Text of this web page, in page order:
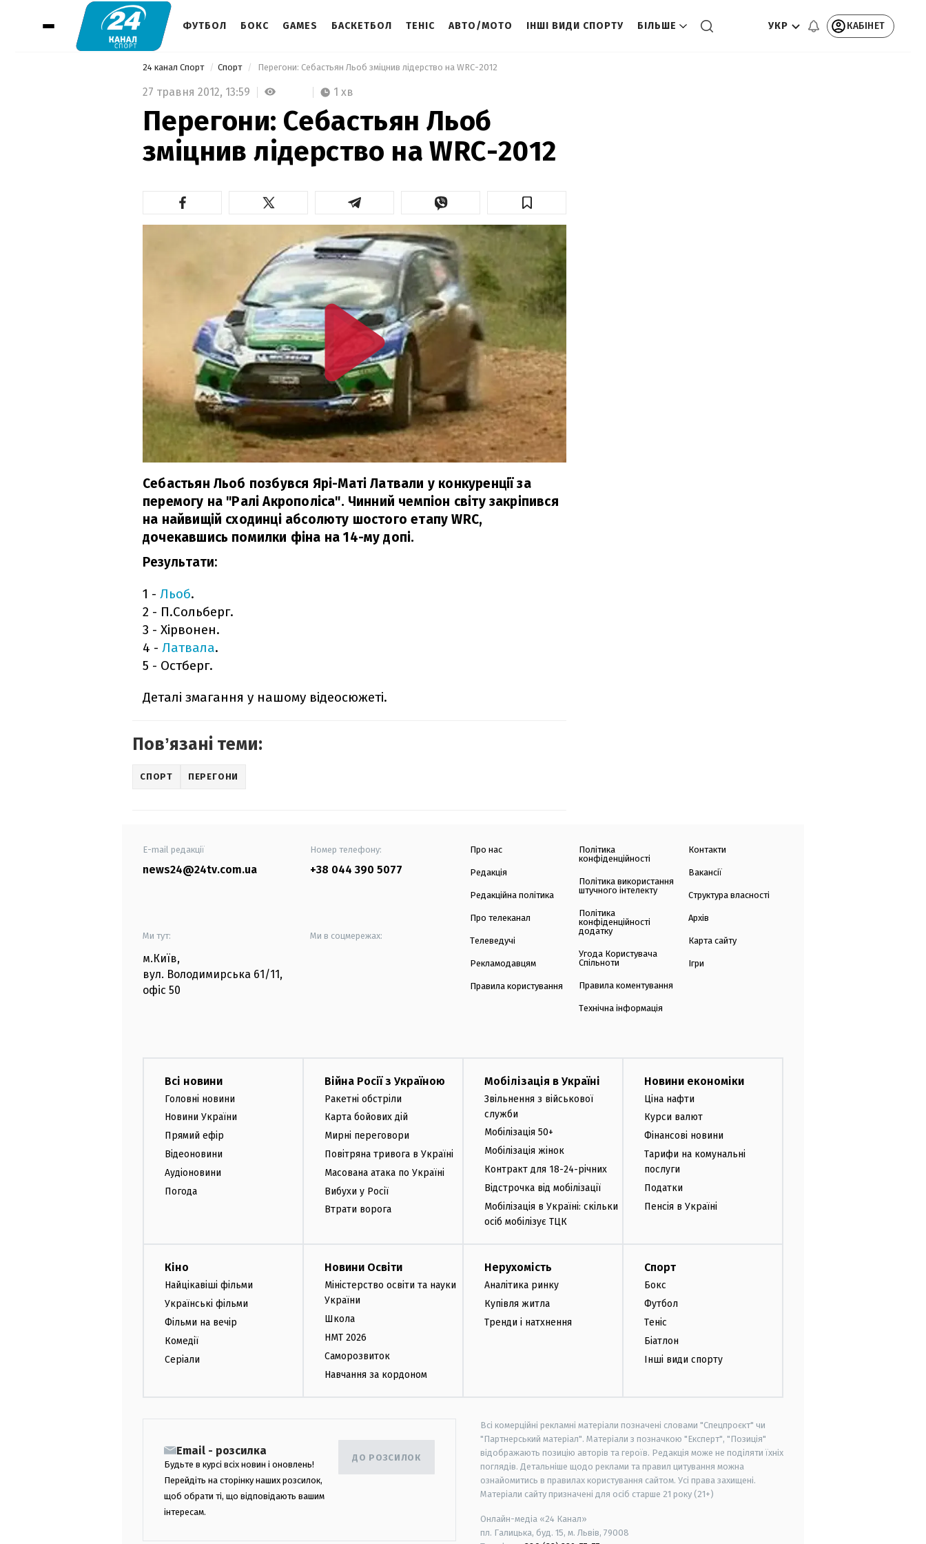
ФУТБОЛ БОКС GAMES БАСКЕТБОЛ ТЕНІС АВТО/МОТО ІНШІ ВИДИ СПОРТУ БІЛЬШЕ УКР КАБІНЕТ
24 канал Спорт Спорт Перегони: Себастьян Льоб зміцнив лідерство на WRC-2012
27 травня 2012, 13:59 1 хв
Перегони: Себастьян Льоб
зміцнив лідерство на WRC-2012
Себастьян Льоб позбувся Ярі-Маті Латвали у конкуренції за
перемогу на "Ралі Акрополіса". Чинний чемпіон світу закріпився
на найвищій сходинці абсолюту шостого етапу WRC,
дочекавшись помилки фіна на 14-му допі.
Результати:
1 - Льоб.
2 - П.Сольберг.
3 - Хірвонен.
4 - Латвала.
5 - Остберг.
Деталі змагання у нашому відеосюжеті.
Повʼязані теми:
СПОРТ ПЕРЕГОНИ
E-mail редакції
news24@24tv.com.ua
Номер телефону:
+38 044 390 5077
Ми тут:
м.Київ,
вул. Володимирська 61/11,
офіс 50
Ми в соцмережах:
Про нас
Редакція
Редакційна політика
Про телеканал
Телеведучі
Рекламодавцям
Правила користування
Політика
конфіденційності
Політика використання
штучного інтелекту
Політика
конфіденційності
додатку
Угода Користувача
Спільноти
Правила коментування
Технічна інформація
Контакти
Вакансії
Структура власності
Архів
Карта сайту
Ігри
Всі новини
Головні новини
Новини України
Прямий ефір
Відеоновини
Аудіоновини
Погода
Війна Росії з Україною
Ракетні обстріли
Карта бойових дій
Мирні переговори
Повітряна тривога в Україні
Масована атака по Україні
Вибухи у Росії
Втрати ворога
Мобілізація в Україні
Звільнення з військової
служби
Мобілізація 50+
Мобілізація жінок
Контракт для 18-24-річних
Відстрочка від мобілізації
Мобілізація в Україні: скільки
осіб мобілізує ТЦК
Новини економіки
Ціна нафти
Курси валют
Фінансові новини
Тарифи на комунальні
послуги
Податки
Пенсія в Україні
Кіно
Найцікавіші фільми
Українські фільми
Фільми на вечір
Комедії
Серіали
Новини Освіти
Міністерство освіти та науки
України
Школа
НМТ 2026
Саморозвиток
Навчання за кордоном
Нерухомість
Аналітика ринку
Купівля житла
Тренди і натхнення
Спорт
Бокс
Футбол
Теніс
Біатлон
Інші види спорту
Email - розсилка
Будьте в курсі всіх новин і оновлень!
Перейдіть на сторінку наших розсилок,
щоб обрати ті, що відповідають вашим
інтересам.
ДО РОЗСИЛОК
Всі комерційні рекламні матеріали позначені словами "Спецпроєкт" чи
"Партнерський матеріал". Матеріали з позначкою "Експерт", "Позиція"
відображають позицію авторів та героїв. Редакція може не поділяти їхніх
поглядів. Детальніше щодо реклами та правил цитування можна
ознайомитись в правилах користування сайтом. Усі права захищені.
Матеріали сайту призначені для осіб старше 21 року (21+)
Онлайн-медіа «24 Канал»
пл. Галицька, буд. 15, м. Львів, 79008